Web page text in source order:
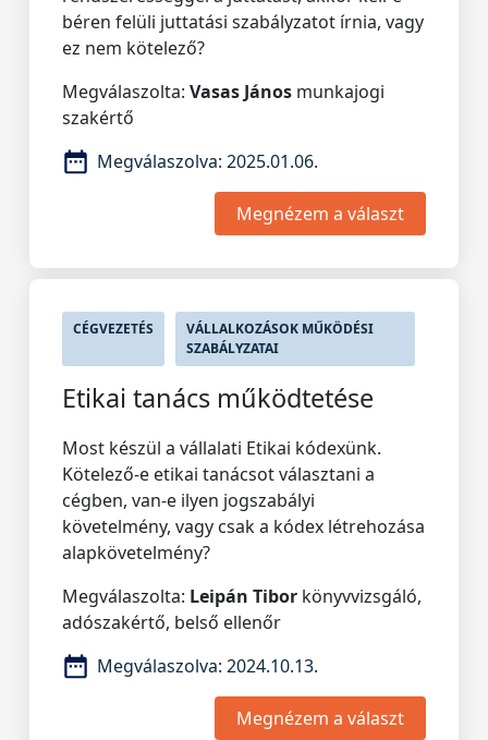
béren felüli juttatási szabályzatot írnia, vagy
ez nem kötelező?
Megválaszolta: Vasas János munkajogi
szakértő
Megválaszolva: 2025.01.06.
Megnézem a választ
CÉGVEZETÉS
VÁLLALKOZÁSOK MŰKÖDÉSI
SZABÁLYZATAI
Etikai tanács működtetése
Most készül a vállalati Etikai kódexünk.
Kötelező-e etikai tanácsot választani a
cégben, van-e ilyen jogszabályi
követelmény, vagy csak a kódex létrehozása
alapkövetelmény?
Megválaszolta: Leipán Tibor könyvvizsgáló,
adószakértő, belső ellenőr
Megválaszolva: 2024.10.13.
Megnézem a választ